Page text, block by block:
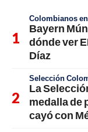
Colombianos
Bayern
dónde ver
Díaz
Selección
La
medalla de
cayó con